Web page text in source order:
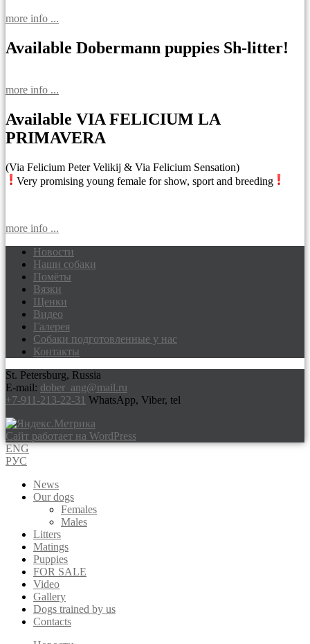
more info ...
Available Dobermann puppies Sh-litter!
more info ...
Available VIA FELICIUM LA
PRIMAVERA
(Via Felicium Peter Velikij & Via Felicium Sensation)
Very promising young female for show, sport and breeding
more info ...
Доберманы питомник Via Felicium,
щенки добермана
Новости
Наши собаки
Помёты
Вязки
Щенки
Видео
Галерея
Собаки подготовленные у нас
Контакты
St. Petersburg, Russia
E-mail: dober_ang@mail.ru
+7-911-213-22-31 WhatsApp, Viber, tel
Сайт работает на WordPress
ENG
РУС
News
Our dogs
Females
Males
Litters
Matings
Puppies
FOR SALE
Video
Gallery
Dogs trained by us
Contacts